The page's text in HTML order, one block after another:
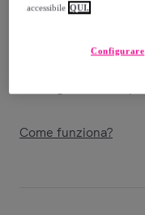
Consegna
Consegna da3,66 €
Come funziona?
accessibile QUI.
Configurare